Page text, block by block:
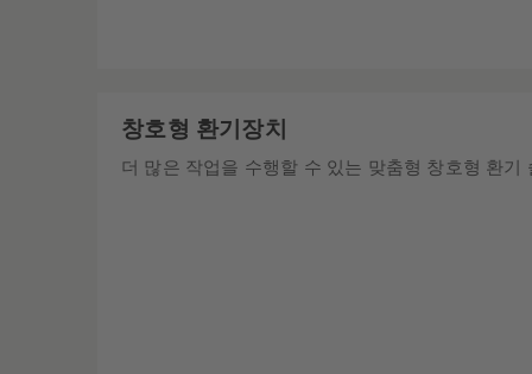
창호형 환기장치
더 많은 작업을 수행할 수 있는 맞춤형 창호형 환기